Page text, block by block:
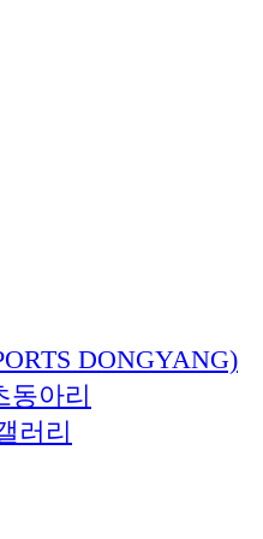
DONGYANG)
동아리
러리